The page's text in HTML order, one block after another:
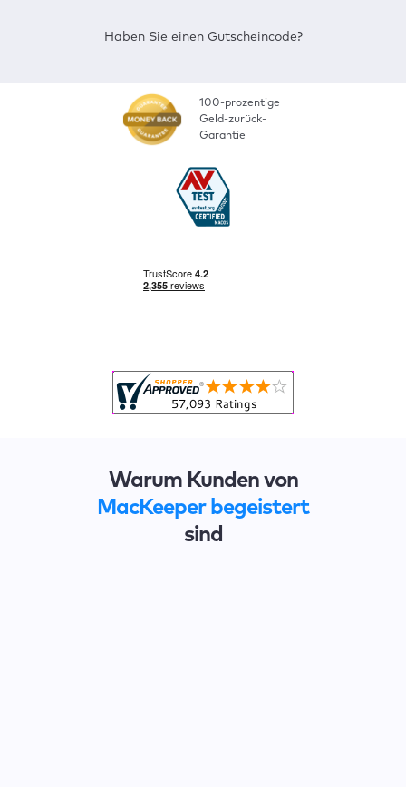
Haben Sie einen Gutscheincode?
100-prozentige
Geld-zurück-
Garantie
Warum Kunden von
MacKeeper begeistert
sind